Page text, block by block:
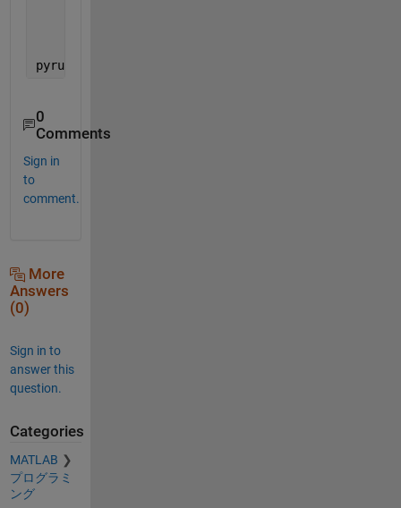
pyrun(pythonCode,
0
Comments
Sign in
to
comment.
More
Answers
(0)
Sign in to
answer this
question.
Categories
MATLAB
プログラミ
ング